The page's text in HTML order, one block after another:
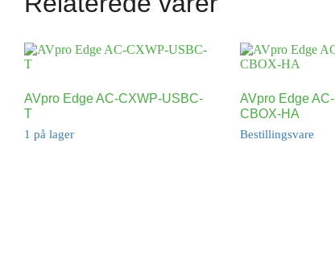
AVpro Edge AC-CXWP-USBC-
T
1 på lager
AVpro Edge
CBOX-HA
Bestillingsvare